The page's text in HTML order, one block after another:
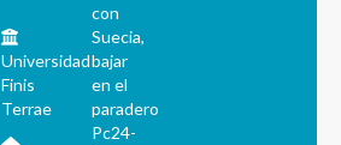
Universidad
Finis
Terrae
con
Suecia,
bajar
en el
paradero
Pc24-